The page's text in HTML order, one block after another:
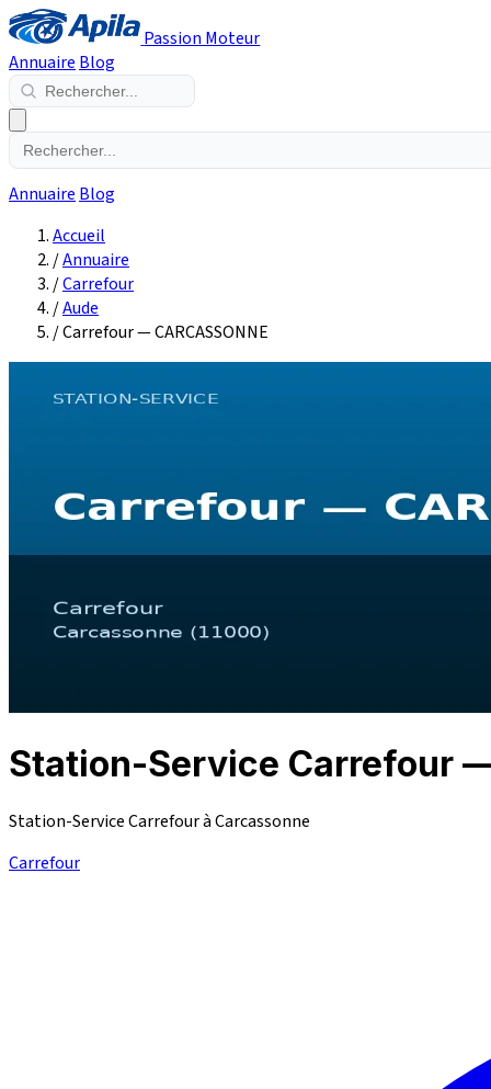
Passion Moteur
Annuaire Blog
Annuaire Blog
Accueil
/Annuaire
/Carrefour
/Aude
/Carrefour — CARCASSONNE
Station-Service Carrefour —
Station-Service Carrefour à Carcassonne
Carrefour